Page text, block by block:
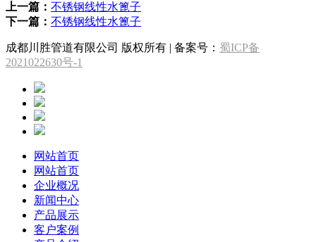
上一篇： 不锈钢线性水篦子
下一篇： 不锈钢线性水篦子
成都川胜管道有限公司 版权所有 | 备案号： 蜀ICP备
2021022630号-1
网站首页
网站首页
企业概况
新闻中心
产品展示
客户案例